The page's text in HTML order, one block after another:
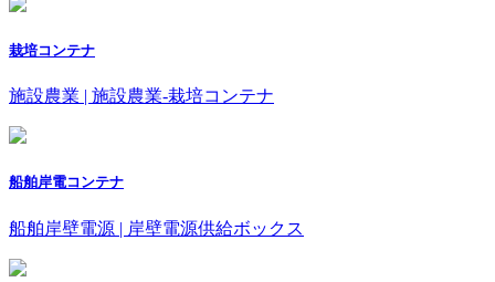
栽培コンテナ
施設農業 | 施設農業-栽培コンテナ
船舶岸電コンテナ
船舶岸壁電源 | 岸壁電源供給ボックス